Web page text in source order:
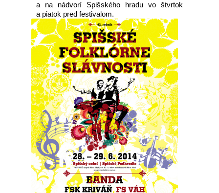
a na nádvorí Spišského hradu vo štvrtok
a piatok pred festivalom.